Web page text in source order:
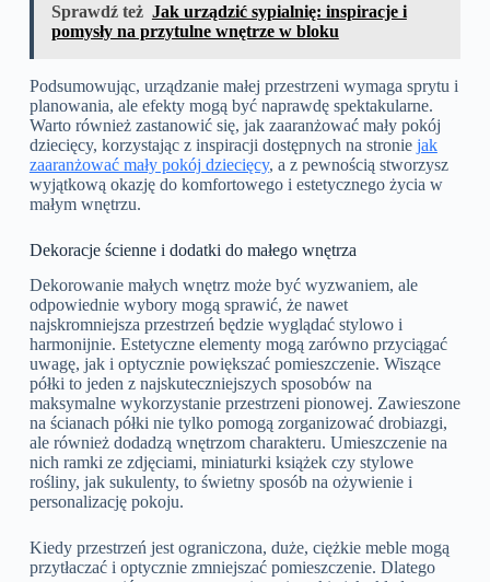
Sprawdź też Jak urządzić sypialnię: inspiracje i
pomysły na przytulne wnętrze w bloku
Podsumowując, urządzanie małej przestrzeni wymaga sprytu i
planowania, ale efekty mogą być naprawdę spektakularne.
Warto również zastanowić się, jak zaaranżować mały pokój
dziecięcy, korzystając z inspiracji dostępnych na stronie jak
zaaranżować mały pokój dziecięcy, a z pewnością stworzysz
wyjątkową okazję do komfortowego i estetycznego życia w
małym wnętrzu.
Dekoracje ścienne i dodatki do małego wnętrza
Dekorowanie małych wnętrz może być wyzwaniem, ale
odpowiednie wybory mogą sprawić, że nawet
najskromniejsza przestrzeń będzie wyglądać stylowo i
harmonijnie. Estetyczne elementy mogą zarówno przyciągać
uwagę, jak i optycznie powiększać pomieszczenie. Wiszące
półki to jeden z najskuteczniejszych sposobów na
maksymalne wykorzystanie przestrzeni pionowej. Zawieszone
na ścianach półki nie tylko pomogą zorganizować drobiazgi,
ale również dodadzą wnętrzom charakteru. Umieszczenie na
nich ramki ze zdjęciami, miniaturki książek czy stylowe
rośliny, jak sukulenty, to świetny sposób na ożywienie i
personalizację pokoju.
Kiedy przestrzeń jest ograniczona, duże, ciężkie meble mogą
przytłaczać i optycznie zmniejszać pomieszczenie. Dlatego